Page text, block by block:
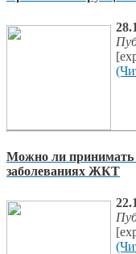
Можно ли принимать
заболеваниях ЖКТ